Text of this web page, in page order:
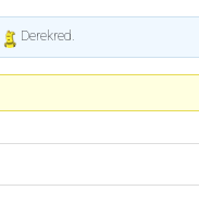
Derekred.